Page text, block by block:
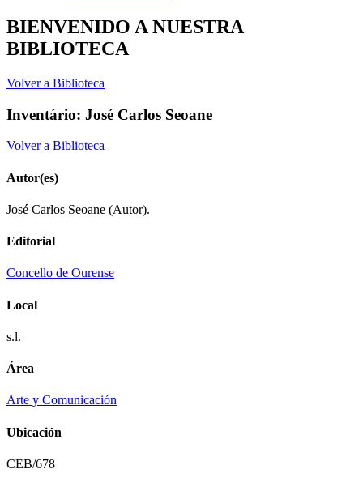
BIENVENIDO A NUESTRA
BIBLIOTECA
Volver a Biblioteca
Inventário: José Carlos Seoane
Volver a Biblioteca
Autor(es)
José Carlos Seoane (Autor).
Editorial
Concello de Ourense
Local
s.l.
Área
Arte y Comunicación
Ubicación
CEB/678